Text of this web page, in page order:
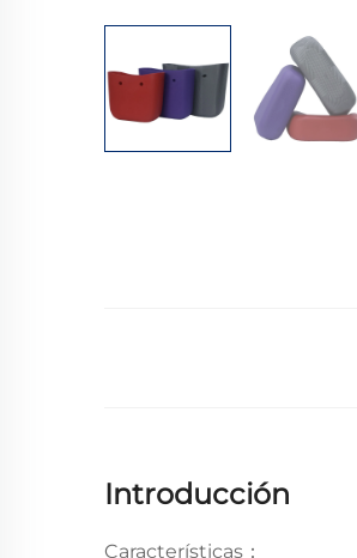
Introducción
Características：